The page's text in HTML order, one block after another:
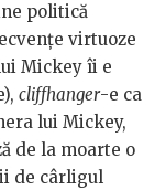
politică
virtuoze
Mickey îi e
cliffhanger-e ca
lui Mickey,
de la moarte o
de cârligul